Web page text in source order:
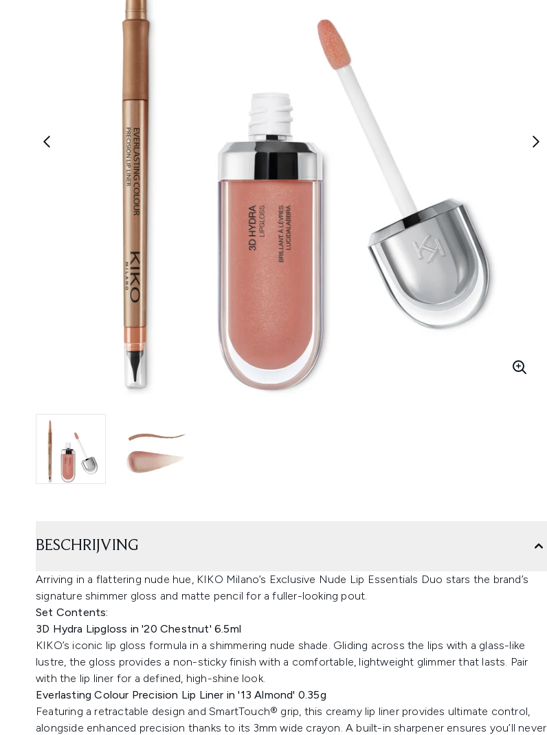
BESCHRIJVING
Arriving in a flattering nude hue, KIKO Milano’s Exclusive Nude Lip Essentials Duo stars the brand’s
signature shimmer gloss and matte pencil for a fuller-looking pout.
Set Contents:
3D Hydra Lipgloss in '20 Chestnut' 6.5ml
KIKO’s iconic lip gloss formula in a shimmering nude shade. Gliding across the lips with a glass-like
lustre, the gloss provides a non-sticky finish with a comfortable, lightweight glimmer that lasts. Pair
with the lip liner for a defined, high-shine look.
Everlasting Colour Precision Lip Liner in '13 Almond' 0.35g
Featuring a retractable design and SmartTouch® grip, this creamy lip liner provides ultimate control,
alongside enhanced precision thanks to its 3mm wide crayon. A built-in sharpener ensures you’ll never